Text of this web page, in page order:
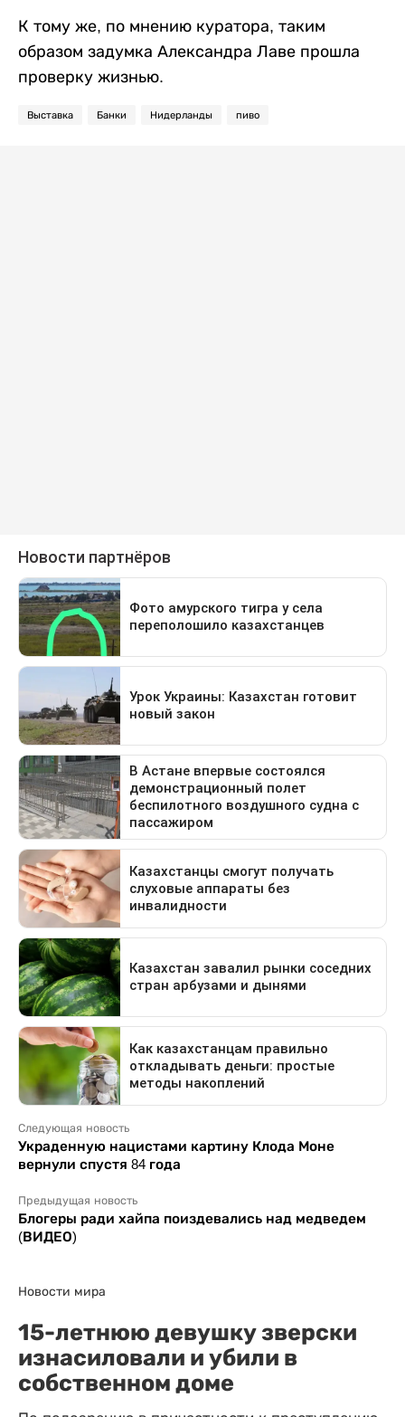
К тому же, по мнению куратора, таким
образом задумка Александра Лаве прошла
проверку жизнью.
Выставка Банки Нидерланды пиво
Следующая новость
Украденную нацистами картину Клода Моне
вернули спустя 84 года
Предыдущая новость
Блогеры ради хайпа поиздевались над медведем
(ВИДЕО)
Новости мира
15-летнюю девушку зверски
изнасиловали и убили в
собственном доме